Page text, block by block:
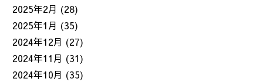
2025年2月 (28)
2025年1月 (35)
2024年12月 (27)
2024年11月 (31)
2024年10月 (35)